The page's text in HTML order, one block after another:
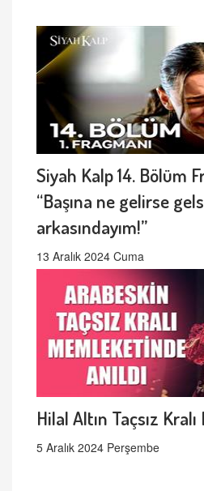
Siyah Kalp 14. Bölüm
“Başına ne gelirse
arkasındayım!”
13 Aralık 2024 Cuma
Hilal Altın Taçsız
5 Aralık 2024 Perşembe